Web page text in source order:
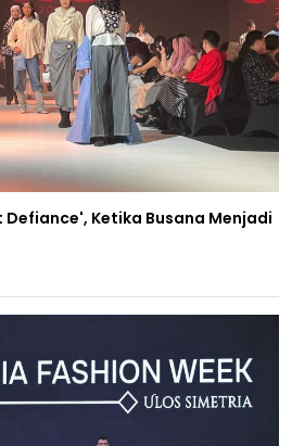
Defiance', Ketika Busana Menjadi